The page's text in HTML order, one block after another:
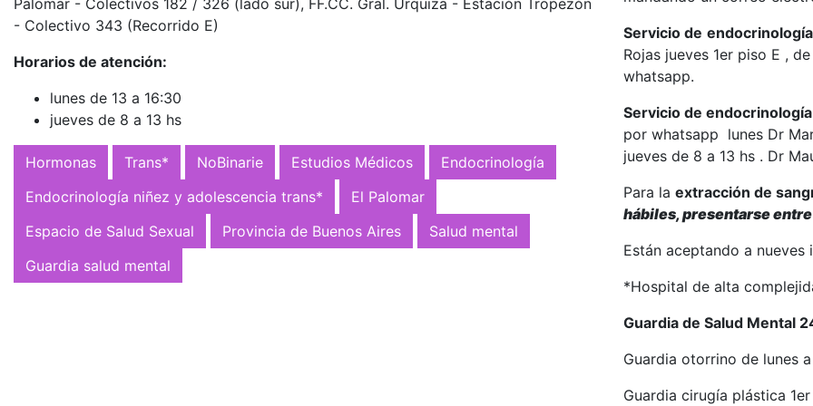
Palomar - Colectivos 182 / 326 (lado sur), FF.CC. Gral. Urquiza - Estación Tropezón
- Colectivo 343 (Recorrido E)
Horarios de atención:
lunes de 13 a 16:30
jueves de 8 a 13 hs
Hormonas Trans* NoBinarie Estudios Médicos
Endocrinología
Endocrinología niñez y adolescencia trans*
El Palomar
Espacio de Salud Sexual
Provincia de Buenos Aires
Salud mental
Guardia salud mental
Servicio de
Rojas jueves 1er piso E ,
whatsapp.
Servicio de
por whatsapp lunes Dr
jueves de 8 a 13 hs . Dr
Para la extracción de
hábiles, presentarse
Están aceptando a nueves
*Hospital de alta
Guardia de Salud Mental
Guardia otorrino de lunes
Guardia cirugía plástica